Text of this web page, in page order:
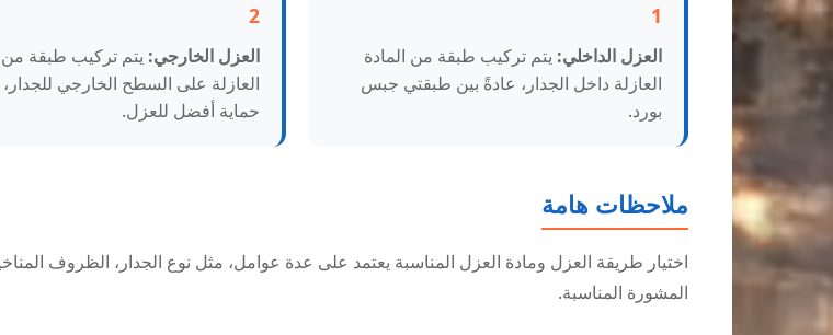
1
العزل الداخلي: يتم تركيب طبقة من المادة
العازلة داخل الجدار، عادةً بين طبقتي جبس
بورد.
2
العزل الخارجي: يتم تركيب طبقة من
العازلة على السطح الخارجي للجدار،
حماية أفضل للعزل.
ملاحظات هامة
اختيار طريقة العزل ومادة العزل المناسبة يعتمد على عدة عوامل، مثل نوع الجدار، الظروف
المشورة المناسبة.